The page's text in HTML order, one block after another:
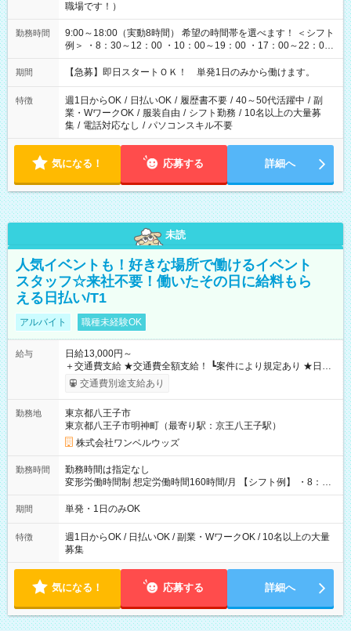
職場です！）
勤務時間
9:00～18:00（実動8時間） 希望の時間帯を選べます！ ＜シフト
例＞ ・8：30～12：00 ・10：00～19：00 ・17：00～22：00
・13：00～22：00 ・22：00～翌6：00 など
期間 【急募】即日スタートＯＫ！ 単発1日のみから働けます。
特徴 週1日からOK / 日払いOK / 履歴書不要 / 40～50代活躍中 / 副
業・WワークOK / 服装自由 / シフト勤務 / 10名以上の大量募
集 / 電話対応なし / パソコンスキル不要
気になる！ 応募する 詳細へ
未読
人気イベントも！好きな場所で働けるイベント
スタッフ☆来社不要！働いたその日に給料もら
える日払い/T1
アルバイト 職種未経験OK
給与
日給13,000円～
＋交通費支給 ★交通費全額支給！ ┗案件により規定あり ★日払
いOK！（規定あり） ┗働いたその日に現金GET♪ お仕事後はコ
ンビニATMから 日払い分を引き落とせます！ 【試用期間】試
交通費別途支給あり
勤務地
東京都八王子市
東京都八王子市明神町（最寄り駅：京王八王子駅）
株式会社ワンベルウッズ
勤務時間
勤務時間は指定なし
変形労働時間制 想定労働時間160時間/月 【シフト例】 ・8：00
～21：00
期間 単発・1日のみOK
特徴
週1日からOK / 日払いOK / 副業・WワークOK / 10名以上の大量
募集
気になる！ 応募する 詳細へ